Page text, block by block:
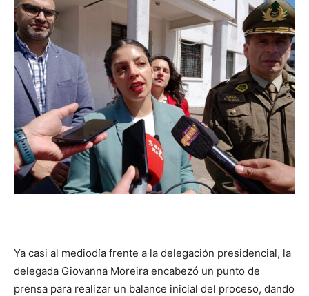
Ya casi al mediodía frente a la delegación presidencial, la
delegada Giovanna Moreira encabezó un punto de
prensa para realizar un balance inicial del proceso, dando